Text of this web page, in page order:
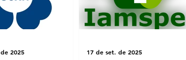
2025 17 de set. de 2025